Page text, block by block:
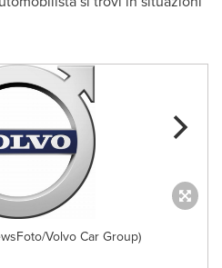
Volvo Car Group)